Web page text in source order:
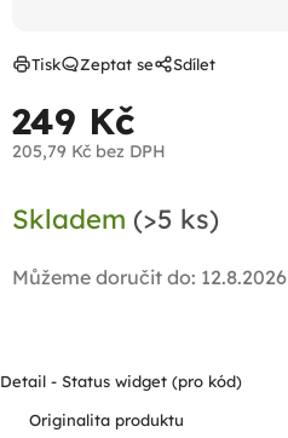
249 Kč
205,79 Kč bez DPH
cena:
Skladem (>5 ks)
Můžeme doručit do: 12.8.2026
Tisk Zeptat se Sdílet
Detail - Status widget (pro kód)
Originalita produktu